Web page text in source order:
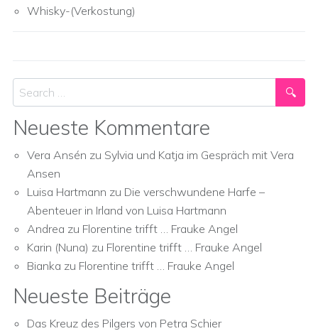
Whisky-(Verkostung)
Search
Neueste Kommentare
Vera Ansén zu Sylvia und Katja im Gespräch mit Vera
Ansen
Luisa Hartmann zu Die verschwundene Harfe –
Abenteuer in Irland von Luisa Hartmann
Andrea zu Florentine trifft … Frauke Angel
Karin (Nuna) zu Florentine trifft … Frauke Angel
Bianka zu Florentine trifft … Frauke Angel
Neueste Beiträge
Das Kreuz des Pilgers von Petra Schier